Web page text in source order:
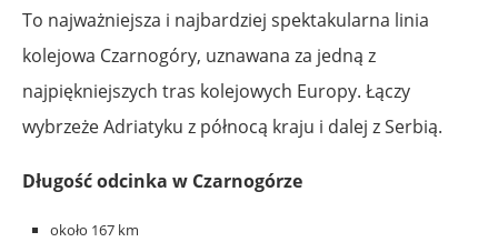
To najważniejsza i najbardziej spektakularna linia
kolejowa Czarnogóry, uznawana za jedną z
najpiękniejszych tras kolejowych Europy. Łączy
wybrzeże Adriatyku z północą kraju i dalej z Serbią.
Długość odcinka w Czarnogórze
około 167 km